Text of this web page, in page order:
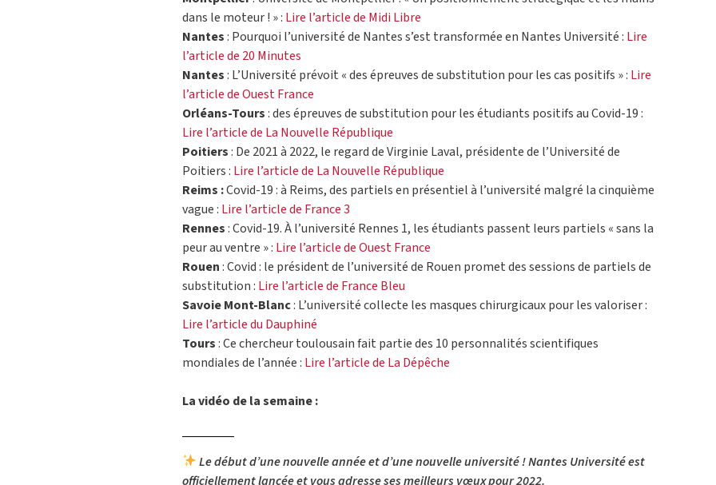
dans le moteur ! » : Lire l’article de Midi Libre
Nantes: Pourquoi l’université de Nantes s’est transformée en Nantes Université : Lire
l’article de 20 Minutes
Nantes: L’Université prévoit « des épreuves de substitution pour les cas positifs » : Lire
l’article de Ouest France
Orléans-Tours: des épreuves de substitution pour les étudiants positifs au Covid-19 :
Lire l’article de La Nouvelle République
Poitiers: De 2021 à 2022, le regard de Virginie Laval, présidente de l’Université de
Poitiers : Lire l’article de La Nouvelle République
Reims :Covid-19 : à Reims, des partiels en présentiel à l’université malgré la cinquième
vague : Lire l’article de France 3
Rennes: Covid-19. À l’université Rennes 1, les étudiants passent leurs partiels « sans la
peur au ventre » : Lire l’article de Ouest France
Rouen: Covid : le président de l’université de Rouen promet des sessions de partiels de
substitution : Lire l’article de France Bleu
Savoie Mont-Blanc: L’université collecte les masques chirurgicaux pour les valoriser :
Lire l’article du Dauphiné
Tours: Ce chercheur toulousain fait partie des 10 personnalités scientifiques
mondiales de l’année : Lire l’article de La Dépêche
La vidéo de la semaine :
Le début d’une nouvelle année et d’une nouvelle université ! Nantes Université est
officiellement lancée et vous adresse ses meilleurs vœux pour 2022.